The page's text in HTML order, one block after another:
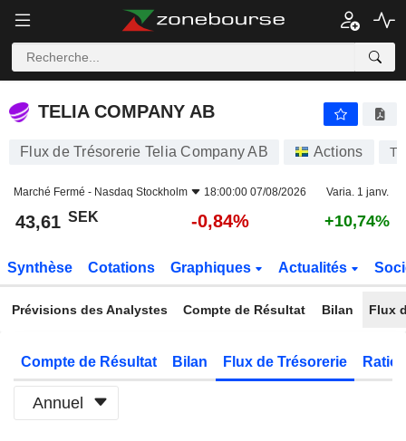
TELIA COMPANY AB
TELIA COMPANY AB
Flux de Trésorerie Telia Company AB Actions
Marché Fermé - Nasdaq Stockholm 18:00:00 07/08/2026 Varia. 1 janv.
43,61 SEK -0,84% +10,74%
Synthèse Cotations Graphiques Actualités
Prévisions des Analystes Compte de Résultat Bilan Flux
Compte de Résultat Bilan Flux de Trésorerie
Annuel